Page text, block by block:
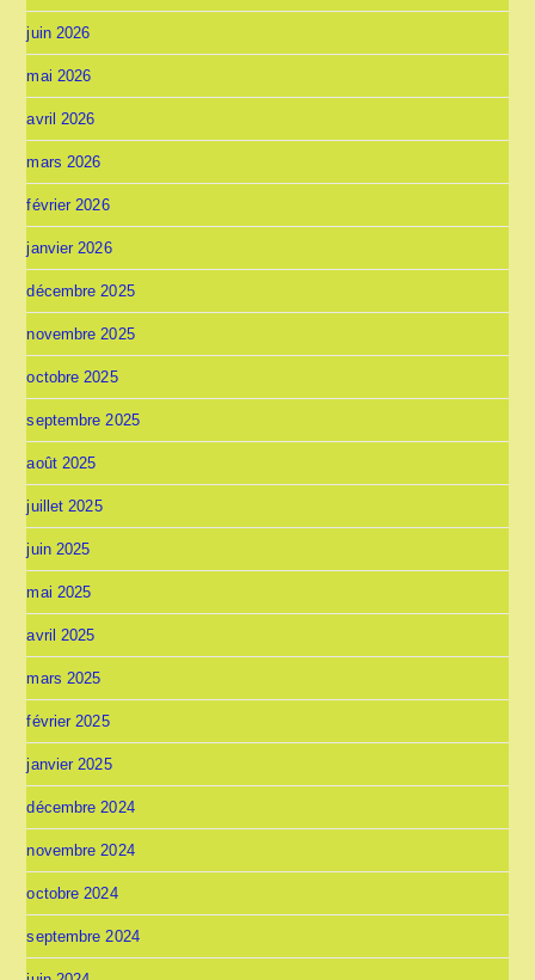
juin 2026
mai 2026
avril 2026
mars 2026
février 2026
janvier 2026
décembre 2025
novembre 2025
octobre 2025
septembre 2025
août 2025
juillet 2025
juin 2025
mai 2025
avril 2025
mars 2025
février 2025
janvier 2025
décembre 2024
novembre 2024
octobre 2024
septembre 2024